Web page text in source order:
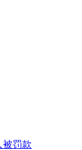
被罚款